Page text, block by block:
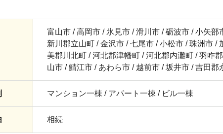
富山市 / 高岡市 / 氷見市 / 滑川市 / 砺波市 / 小矢
新川郡立山町 / 金沢市 / 七尾市 / 小松市 / 珠洲市 /
美郡川北町 / 河北郡津幡町 / 河北郡内灘町 / 羽咋
山市 / 鯖江市 / あわら市 / 越前市 / 坂井市 / 吉田郡
マンション一棟 / アパート一棟 / ビル一棟
相続